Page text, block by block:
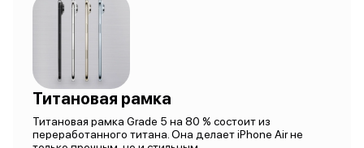
Титановая рамка
Титановая рамка Grade 5 на 80 % состоит из
переработанного титана. Она делает iPhone Air не